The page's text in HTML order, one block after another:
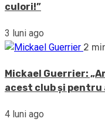
culori!”
3 luni ago
2
Mickael Guerrier:
acest club și
4 luni ago